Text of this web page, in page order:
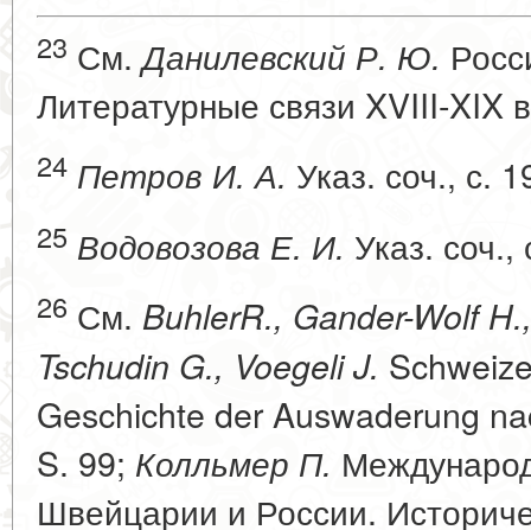
23 См.Данилевский Р. Ю.
Литературные связи XVIII-XIX
24 Петров И. А. Указ. соч., с.
25 Водовозова Е. И. Указ. соч.,
26 См. BuhlerR., Gander-Wolf
Tschudin G., Voegeli J.
Geschichte der Auswaderung
S. 99; Колльмер П.
Швейцарии и России.